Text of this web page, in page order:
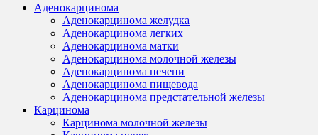
Аденокарцинома
Аденокарцинома желудка
Аденокарцинома легких
Аденокарцинома матки
Аденокарцинома молочной железы
Аденокарцинома печени
Аденокарцинома пищевода
Аденокарцинома предстательной железы
Карцинома
Карцинома молочной железы